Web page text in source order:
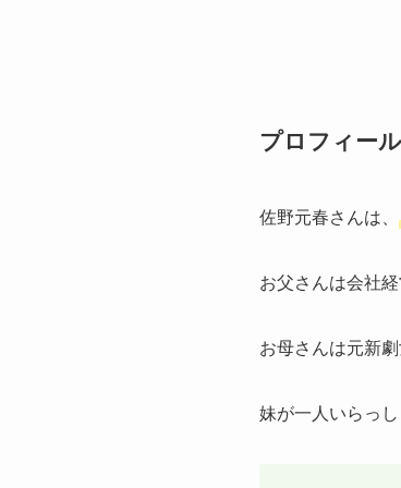
プロフィール
佐野元春さんは、
お父さんは会社経
お母さんは元新
妹が一人いらっし